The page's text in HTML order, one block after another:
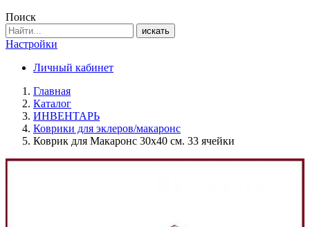
Поиск
искать
Настройки
Личный кабинет
Главная
Каталог
ИНВЕНТАРЬ
Коврики для эклеров/макаронс
Коврик для Макаронс 30х40 см. 33 ячейки